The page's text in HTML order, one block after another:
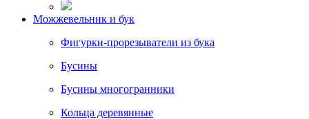
Можжевельник и бук
Фигурки-прорезыватели из бука
Бусины
Бусины многогранники
Кольца деревянные